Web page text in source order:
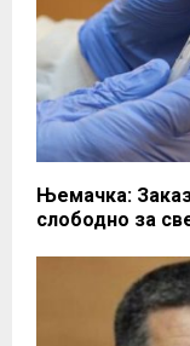
Њемачка:
слободно за